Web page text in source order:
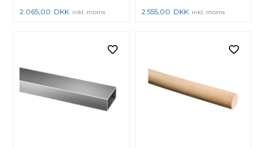
2.065,00 DKK inkl. moms 2.555,00 DKK inkl. moms